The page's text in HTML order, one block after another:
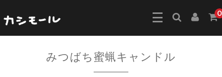
0
みつばち蜜蝋キャンドル